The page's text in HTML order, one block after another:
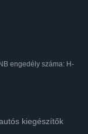
engedély száma: H-
kiegészítők